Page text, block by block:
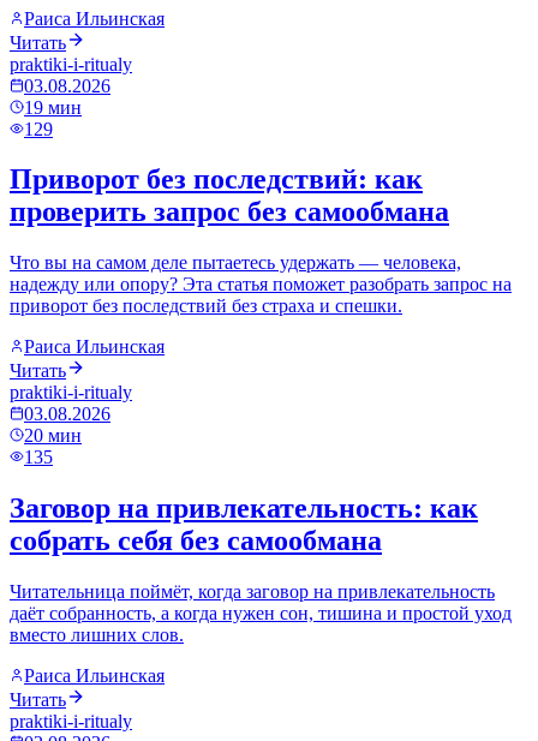
Раиса Ильинская
Читать
praktiki-i-ritualy
03.08.2026
19 мин
129
Приворот без последствий: как
проверить запрос без самообмана
Что вы на самом деле пытаетесь удержать — человека,
надежду или опору? Эта статья поможет разобрать запрос на
приворот без последствий без страха и спешки.
Раиса Ильинская
Читать
praktiki-i-ritualy
03.08.2026
20 мин
135
Заговор на привлекательность: как
собрать себя без самообмана
Читательница поймёт, когда заговор на привлекательность
даёт собранность, а когда нужен сон, тишина и простой уход
вместо лишних слов.
Раиса Ильинская
Читать
praktiki-i-ritualy